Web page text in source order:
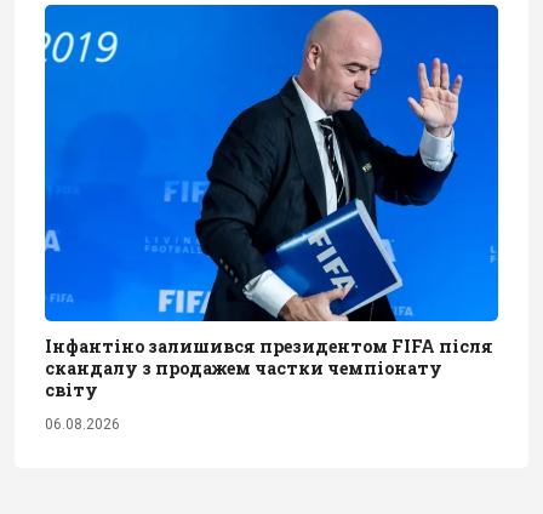
Інфантіно залишився президентом FIFA після
скандалу з продажем частки чемпіонату
світу
06.08.2026